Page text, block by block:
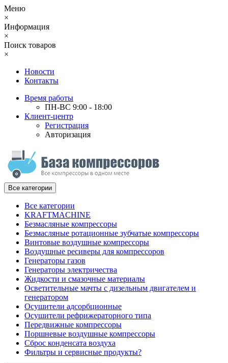
Меню
×
Информация
×
Поиск товаров
×
Новости
Контакты
Время работы
ПН-ВС 9:00 - 18:00
Клиент-центр
Регистрация
Авторизация
Все категории
Все категории
KRAFTMACHINE
Безмасляные компрессоры
Безмасляные ротационные зубчатые компрессоры
Винтовые воздушные компрессоры
Воздушные ресиверы для компрессоров
Генераторы газов
Генераторы электричества
Жидкости и смазочные материалы
Осветительные мачты с дизельным двигателем и
генератором
Осушители адсорбционные
Осушители рефрижераторного типа
Передвижные компрессоры
Поршневые воздушные компрессоры
Сброс конденсата воздуха
Фильтры и сервисные продукты?